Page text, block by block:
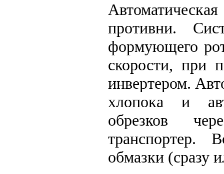
противни.
формующего
скорости, при
инвертером.
хлопока и
обрезков
транспортер.
обмазки (сразу